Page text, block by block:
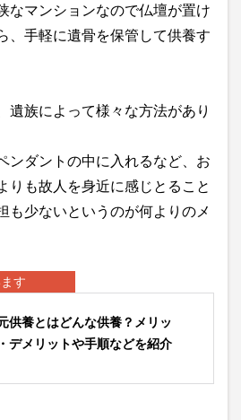
なマンションなので仏壇が置け
、手軽に遺骨を保管して供養す
遺族によって様々な方法があり
ンダントの中に入れるなど、お
りも故人を身近に感じとること
も少ないというのが何よりのメ
す
供養とはどんな供養？メリッ
デメリットや手順などを紹介